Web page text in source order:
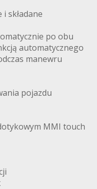
składane
po obu
automatycznego
manewru
pojazdu
MMI touch